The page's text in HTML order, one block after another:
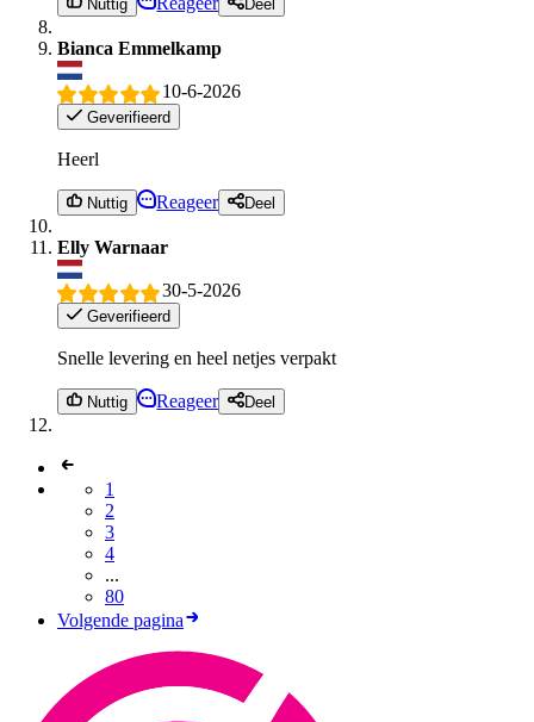
Nuttig Deel
Bianca Emmelkamp
10-6-2026
Geverifieerd
Heerl
Nuttig Reageer Deel
Elly Warnaar
30-5-2026
Geverifieerd
Snelle levering en heel netjes verpakt
Nuttig Reageer Deel
1
2
3
4
...
80
Volgende pagina